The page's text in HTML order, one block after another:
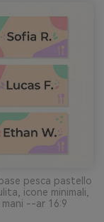
pesca pastello
icone minimali,
--ar 16:9